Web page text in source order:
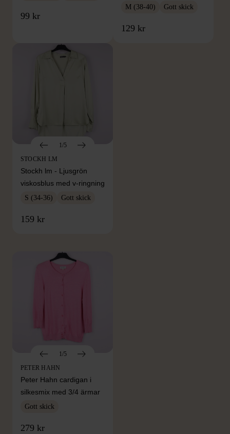
99 kr
M (38-40) Gott skick
129 kr
1/5
STOCKH LM
Stockh lm - Ljusgrön
viskosblus med v-ringning
S (34-36) Gott skick
159 kr
FRÅN SAMMA VARUMÄRKE
1/5
PETER HAHN
Peter Hahn cardigan i
silkesmix med 3/4 ärmar
Gott skick
279 kr